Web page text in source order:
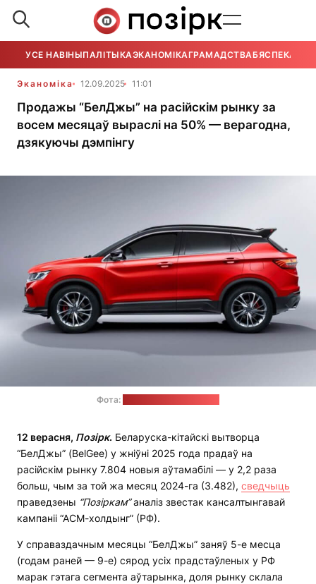
УСЕ НАВІНЫПАЛІТЫКАЭКАНОМІКАГРАМАДСТВАБЯСПЕКА
Эканоміка 12.09.2025 11:01
Продажы “БелДжы” на расійскім рынку за
восем месяцаў выраслі на 50% — верагодна,
дзякуючы дэмпінгу
Фота:
12 верасня, Позірк. Беларуска-кітайскі вытворца
“БелДжы” (BelGee) у жніўні 2025 года прадаў на
расійскім рынку 7.804 новыя аўтамабілі — у 2,2 раза
больш, чым за той жа месяц 2024-га (3.482), сведчыць
праведзены “Позіркам”аналіз звестак кансалтынгавай
кампаніі “АСМ-холдынг” (РФ).
У справаздачным месяцы “БелДжы” заняў 5-е месца
(годам раней — 9-е) сярод усіх прадстаўленых у РФ
марак гэтага сегмента аўтарынка, доля рынку склала